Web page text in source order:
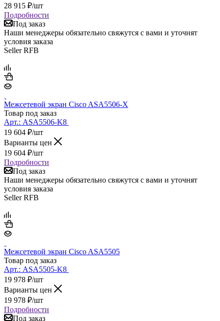
28 915 ₽/шт
Подробности
Под заказ
Наши менеджеры обязательно свяжутся с вами и уточнят
условия заказа
Seller RFB
Межсетевой экран Cisco ASA5506-X
Товар под заказ
Арт.: ASA5506-K8
19 604 ₽/шт
Варианты цен
19 604 ₽/шт
Подробности
Под заказ
Наши менеджеры обязательно свяжутся с вами и уточнят
условия заказа
Seller RFB
Межсетевой экран Cisco ASA5505
Товар под заказ
Арт.: ASA5505-K8
19 978 ₽/шт
Варианты цен
19 978 ₽/шт
Подробности
Под заказ